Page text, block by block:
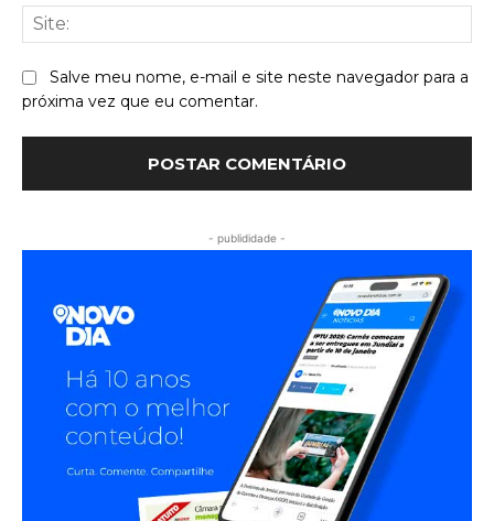
Salve meu nome, e-mail e site neste navegador para a
próxima vez que eu comentar.
- publididade -